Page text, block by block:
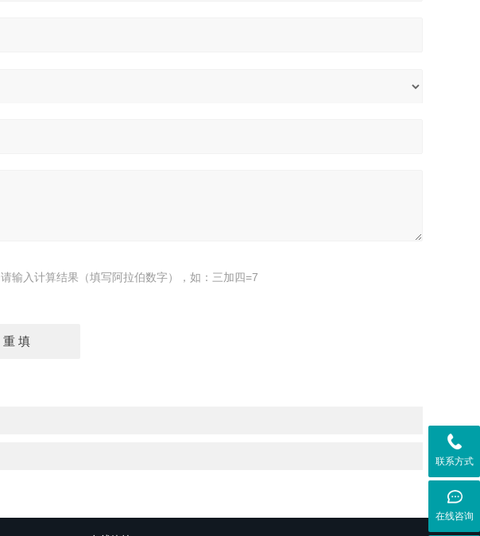
请输入计算结果（填写阿拉伯数字），如：三加四=7
联系方式
在线咨询